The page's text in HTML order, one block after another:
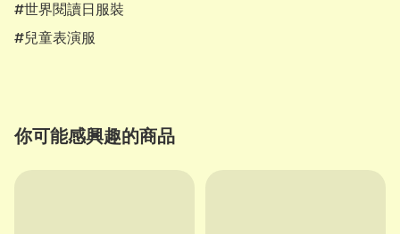
#世界閱讀日服裝
#兒童表演服
你可能感興趣的商品